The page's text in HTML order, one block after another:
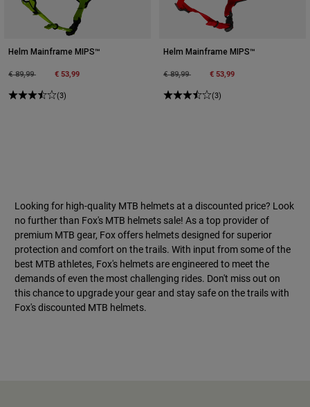
Helm Mainframe MIPS™
Price reduced from
€ 89,99to € 53,99
(3)
Helm Mainframe MIPS™
Price reduced from
€ 89,99to € 53,99
(3)
Looking for high-quality MTB helmets at a discounted price? Look
no further than Fox's MTB helmets sale! As a top provider of
premium MTB gear, Fox offers helmets designed for superior
protection and comfort on the trails. With input from some of the
best MTB athletes, Fox's helmets are engineered to meet the
demands of even the most challenging rides. Don't miss out on
this chance to upgrade your gear and stay safe on the trails with
Fox's discounted MTB helmets.